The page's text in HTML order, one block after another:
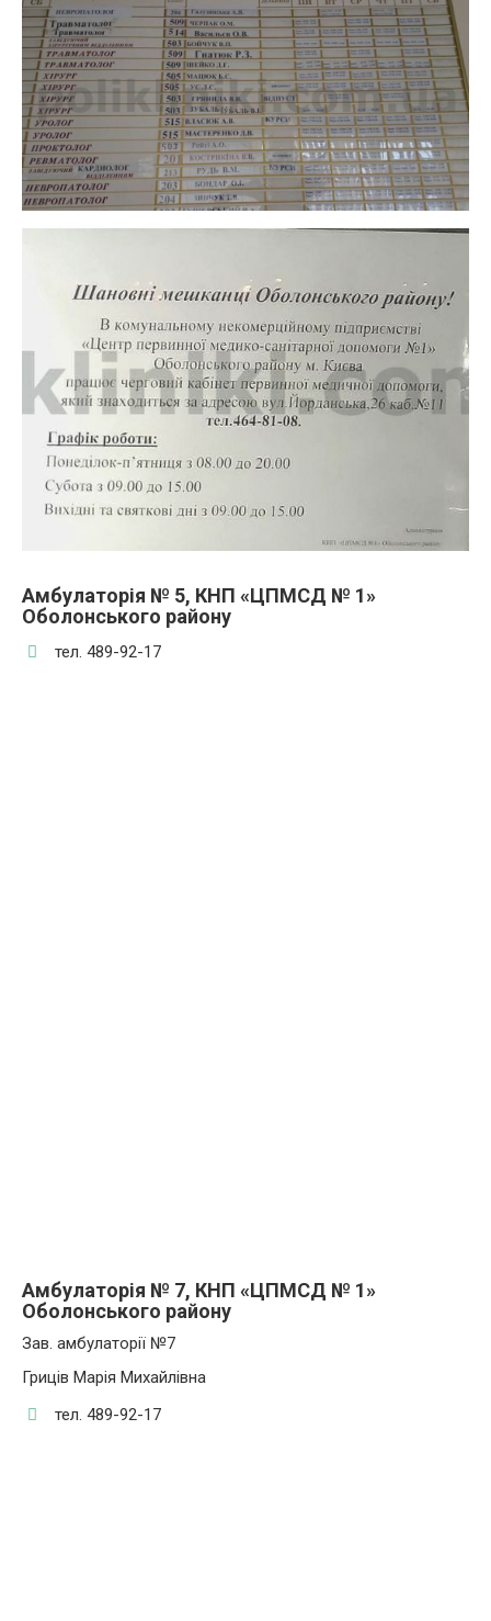
Амбулаторія № 5, КНП «ЦПМСД № 1»
Оболонського району
тел. 489-92-17
Амбулаторія № 7, КНП «ЦПМСД № 1»
Оболонського району
Зав. амбулаторії №7
Гриців Марія Михайлівна
тел. 489-92-17